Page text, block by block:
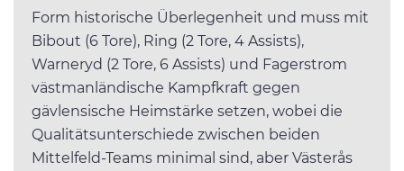
Form historische Überlegenheit und muss mit
Bibout (6 Tore), Ring (2 Tore, 4 Assists),
Warneryd (2 Tore, 6 Assists) und Fagerstrom
västmanländische Kampfkraft gegen
gävlensische Heimstärke setzen, wobei die
Qualitätsunterschiede zwischen beiden
Mittelfeld-Teams minimal sind, aber Västerås